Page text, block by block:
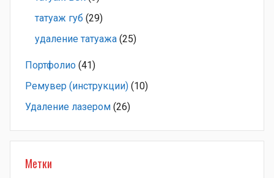
татуаж губ (29)
удаление татуажа (25)
Портфолио (41)
Ремувер (инструкции) (10)
Удаление лазером (26)
Метки